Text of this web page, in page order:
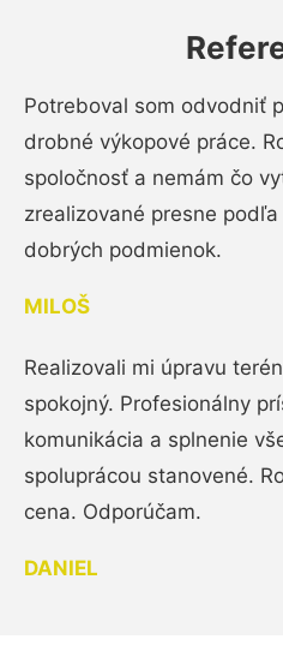
Potreboval som odvodniť
drobné výkopové práce.
spoločnosť a nemám čo
zrealizované presne
dobrých podmienok.
MILOŠ
Realizovali mi úpravu
spokojný. Profesionálny
komunikácia a splnenie
spoluprácou stanovené.
cena. Odporúčam.
DANIEL